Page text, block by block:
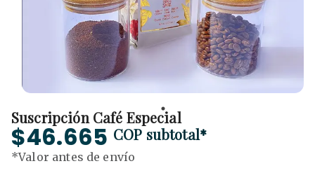
Suscripción Café Especial
$46.665 COP subtotal*
*Valor antes de envío